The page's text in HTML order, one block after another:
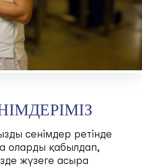
сенімдер ретінде
оларды қабылдап,
жүзеге асыра